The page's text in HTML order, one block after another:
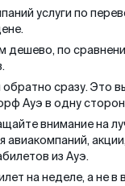
услуги по
дешево, по
обратно сразу. Это
Ауэ в одну
внимание на
из Ауэ.
на неделе, а не в